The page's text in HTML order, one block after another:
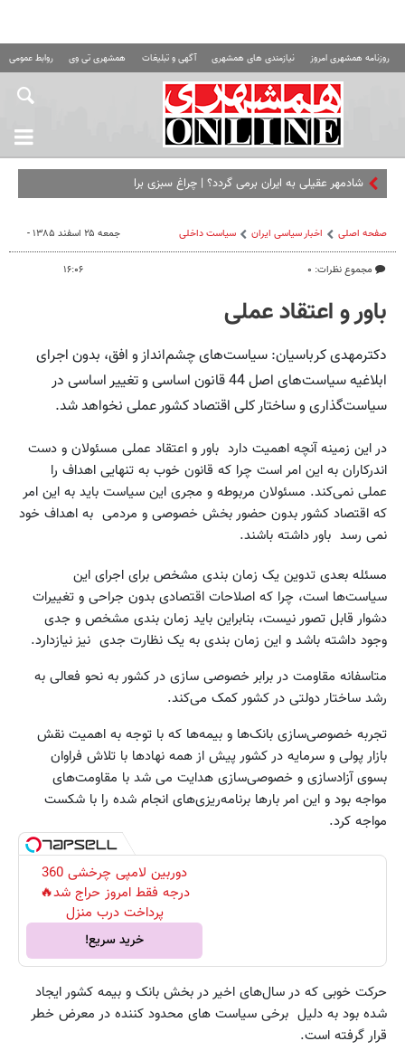
روزنامه همشهری امروز نیازمندی های همشهری آگهی و تبلیغات همشهری تی وی روابط عمومی
شادمهر عقیلی به ایران برمی گردد؟ | چراغ سبزی برای بازگشت؟
صفحه اصلی اخبار سیاسی ایران سیاست داخلی
مجموع نظرات: ۰
جمعه ۲۵ اسفند ۱۳۸۵ -
۱۶:۰۶
باور و اعتقاد عملی
دکترمهدی کرباسیان: سیاست‌های چشم‌انداز و افق، بدون اجرای
ابلاغیه سیاست‌های اصل 44 قانون اساسی و تغییر اساسی در
سیاست‌گذاری و ساختار کلی اقتصاد کشور عملی نخواهد شد.
در این زمینه آنچه اهمیت دارد باور و اعتقاد عملی مسئولان و دست
اندرکاران به این امر است چرا که قانون خوب به تنهایی اهداف را
عملی نمی‌کند. مسئولان مربوطه و مجری این سیاست باید به این امر
که اقتصاد کشور بدون حضور بخش خصوصی و مردمی به اهداف خود
نمی رسد باور داشته باشند.
مسئله بعدی تدوین یک زمان بندی مشخص برای اجرای این
سیاست‌ها‌ است، چرا که اصلاحات اقتصادی بدون جراحی و تغییرات
دشوار قابل تصور نیست، بنابراین باید زمان بندی مشخص و جدی
وجود داشته باشد و این زمان بندی به یک نظارت جدی نیز نیازدارد.
متاسفانه مقاومت در برابر خصوصی سازی در کشور به نحو فعالی به
رشد ساختار دولتی در کشور کمک می‌کند.
تجربه خصوصی‌سازی بانک‌ها و بیمه‌ها که با توجه به اهمیت نقش
بازار پولی و سرمایه در کشور پیش از همه نهاد‌ها با تلاش فراوان
بسوی آزادسازی و خصوصی‌سازی هدایت می شد با مقاومت‌های
مواجه بود و این امر بارها برنامه‌ریزی‌های انجام شده را با شکست
مواجه کرد.
دوربین لامپی چرخشی 360
درجه فقط امروز حراج شد🔥
پرداخت درب منزل
خرید سریع!
حرکت خوبی که در سال‌های اخیر در بخش بانک و بیمه کشور ایجاد
شده بود به دلیل برخی سیاست های محدود کننده در معرض خطر
قرار گرفته است.